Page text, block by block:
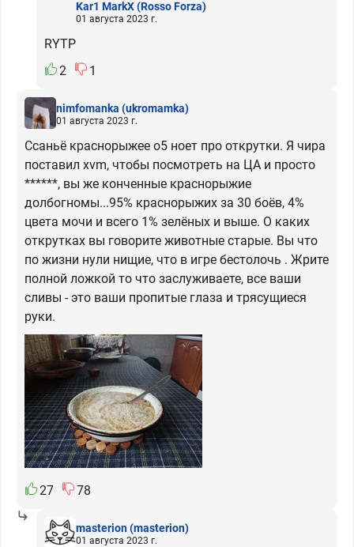
Kar1 MarkX(Rosso Forza)
01 августа 2023 г.
RYTP
2
1
nimfomanka (ukromamka)
01 августа 2023 г.
Ссаньё краснорыжее о5 ноет про открутки. Я чира
поставил xvm, чтобы посмотреть на ЦА и просто
******, вы же конченные краснорыжие
долбогномы...95% краснорыжих за 30 боёв, 4%
цвета мочи и всего 1% зелёных и выше. О каких
открутках вы говорите животные старые. Вы что
по жизни нули нищие, что в игре бестолочь . Жрите
полной ложкой то что заслуживаете, все ваши
сливы - это ваши пропитые глаза и трясущиеся
руки.
27 78
masterion(masterion)
01 августа 2023 г.